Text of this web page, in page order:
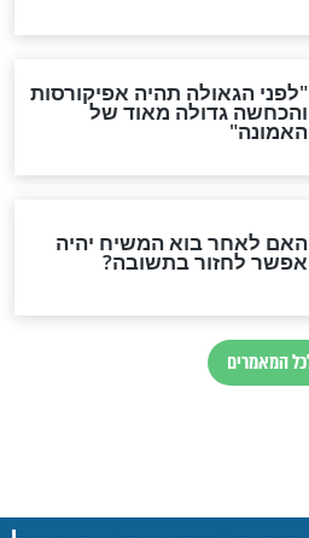
לוחמי מילואים
לבנון
בלי שקיפות ועם הרבה
שאלה
של הרשב"ם התגלה